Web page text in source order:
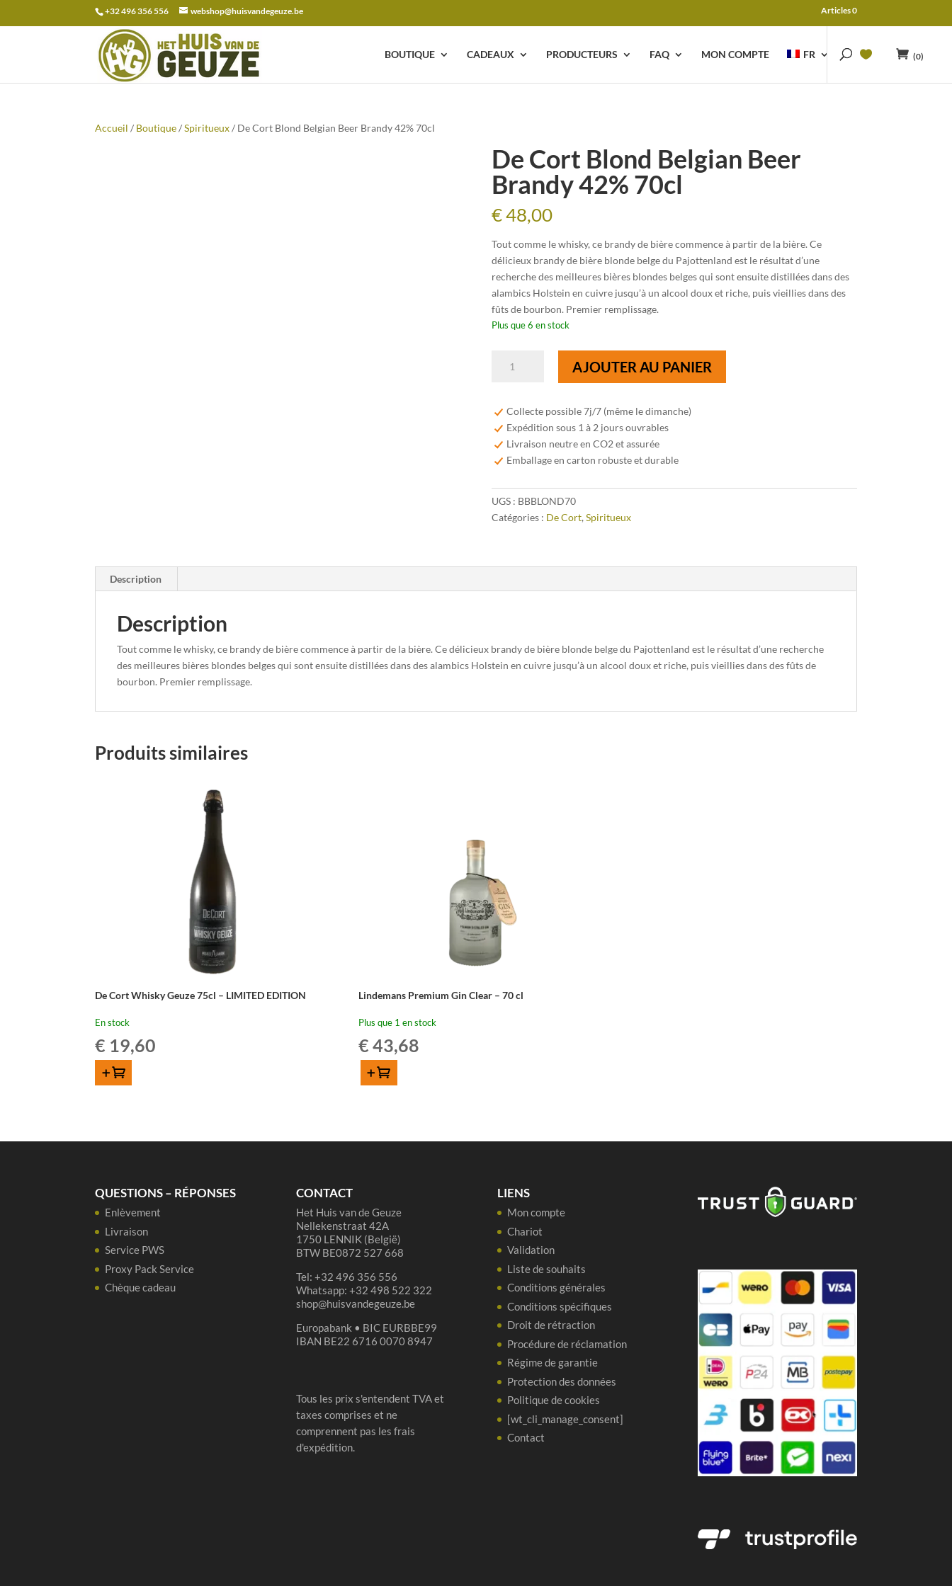
+32 496 356 556 webshop@huisvandegeuze.be Articles 0
BOUTIQUE CADEAUX PRODUCTEURS FAQ MON COMPTE FR (0)
Recherche
pour :
Accueil / Boutique/Spiritueux/ De Cort Blond Belgian Beer Brandy 42% 70cl
De Cort Blond Belgian Beer
Brandy 42% 70cl
€48,00
Tout comme le whisky, ce brandy de bière commence à partir de la bière. Ce
délicieux brandy de bière blonde belge du Pajottenland est le résultat d’une
recherche des meilleures bières blondes belges qui sont ensuite distillées dans des
alambics Holstein en cuivre jusqu’à un alcool doux et riche, puis vieillies dans des
fûts de bourbon. Premier remplissage.
Plus que 6 en stock
Cort
Blond
Belgian
Beer
42%
70cl
AJOUTER AU PANIER
Collecte possible 7j/7 (même le dimanche)
Expédition sous 1 à 2 jours ouvrables
Livraison neutre en CO2 et assurée
Emballage en carton robuste et durable
UGS : BBBLOND70
Catégories : De Cort, Spiritueux
Description
Description
Tout comme le whisky, ce brandy de bière commence à partir de la bière. Ce délicieux brandy de bière blonde belge du Pajottenland est le résultat d’une recherche
des meilleures bières blondes belges qui sont ensuite distillées dans des alambics Holstein en cuivre jusqu’à un alcool doux et riche, puis vieillies dans des fûts de
bourbon. Premier remplissage.
Produits similaires
De Cort Whisky Geuze 75cl – LIMITED EDITION
En stock
€ 19,60
AJOUTER AU PANIER
Lindemans Premium Gin Clear – 70 cl
Plus que 1 en stock
€ 43,68
Premium
70
cl
Ajouter au panier
QUESTIONS – RÉPONSES
Enlèvement
Livraison
Service PWS
Proxy Pack Service
Chèque cadeau
CONTACT
Het Huis van de Geuze
Nellekenstraat 42A
1750 LENNIK (België)
BTW BE0872 527 668
Tel: +32 496 356 556
Whatsapp: +32 498 522 322
shop@huisvandegeuze.be
Europabank • BIC EURBBE99
IBAN BE22 6716 0070 8947
Tous les prix s'entendent TVA et
taxes comprises et ne
comprennent pas les frais
d'expédition.
LIENS
Mon compte
Chariot
Validation
Liste de souhaits
Conditions générales
Conditions spécifiques
Droit de rétraction
Procédure de réclamation
Régime de garantie
Protection des données
Politique de cookies
[wt_cli_manage_consent]
Contact